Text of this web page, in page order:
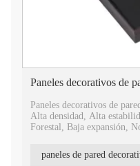
Paneles decorativos de
Paneles decorativos de
Alta densidad, Alta
Forestal, Baja expansión,
Ventajas de los paneles
paneles de pared